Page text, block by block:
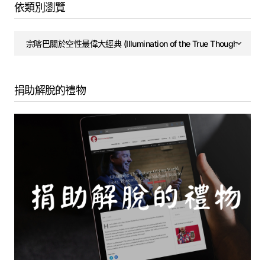
依類別瀏覽
捐助解脫的禮物